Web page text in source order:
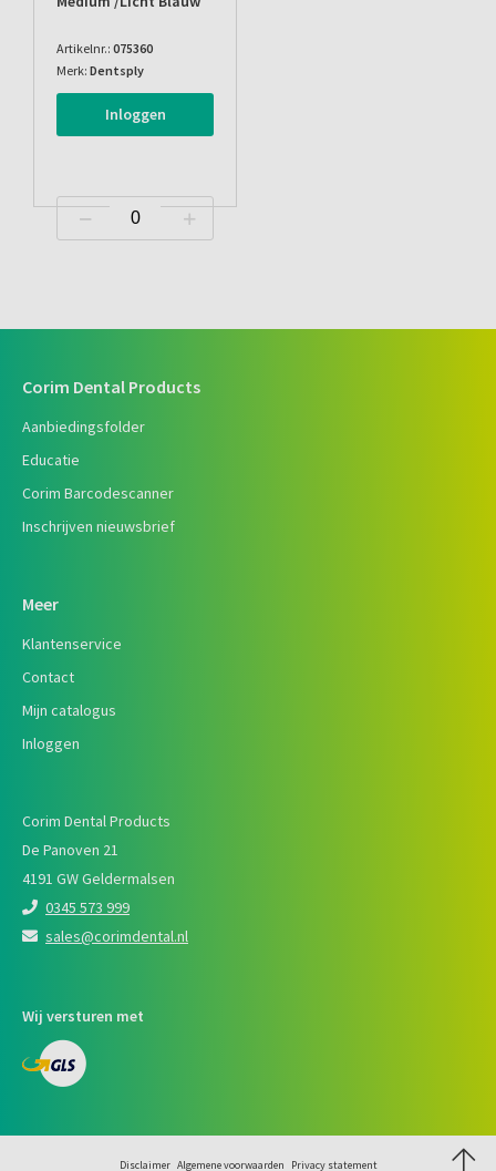
Artikelnr.: 075360
Merk: Dentsply
Inloggen
Corim Dental Products
Aanbiedingsfolder
Educatie
Corim Barcodescanner
Inschrijven nieuwsbrief
Meer
Klantenservice
Contact
Mijn catalogus
Inloggen
Corim Dental Products
De Panoven 21
4191 GW Geldermalsen
0345 573 999
sales@corimdental.nl
Wij versturen met
Disclaimer Algemene voorwaarden Privacy statement